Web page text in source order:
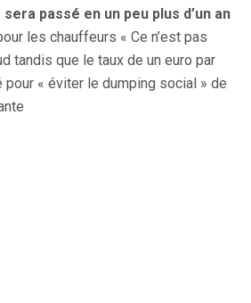
passé en un peu plus d’un an
les chauffeurs « Ce n’est pas
tandis que le taux de un euro par
« éviter le dumping social » de